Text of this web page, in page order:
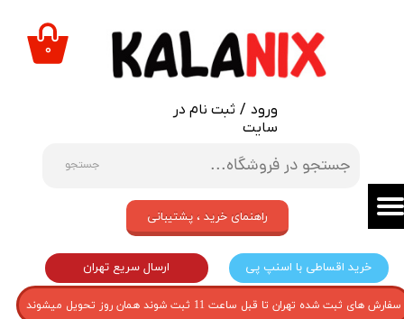
جستجو
ورود / ثبت نام در
سایت
حساب کاربری من
تغییر گذر واژه
خروج از حساب کاربری
۰
خرید اقساطی با اسنپ پی ارسال سریع تهران
راهنمای خرید ، پشتیبانی
سفارش های ثبت شده تهران تا قبل ساعت 11 ثبت شوند همان روز تحویل میشوند